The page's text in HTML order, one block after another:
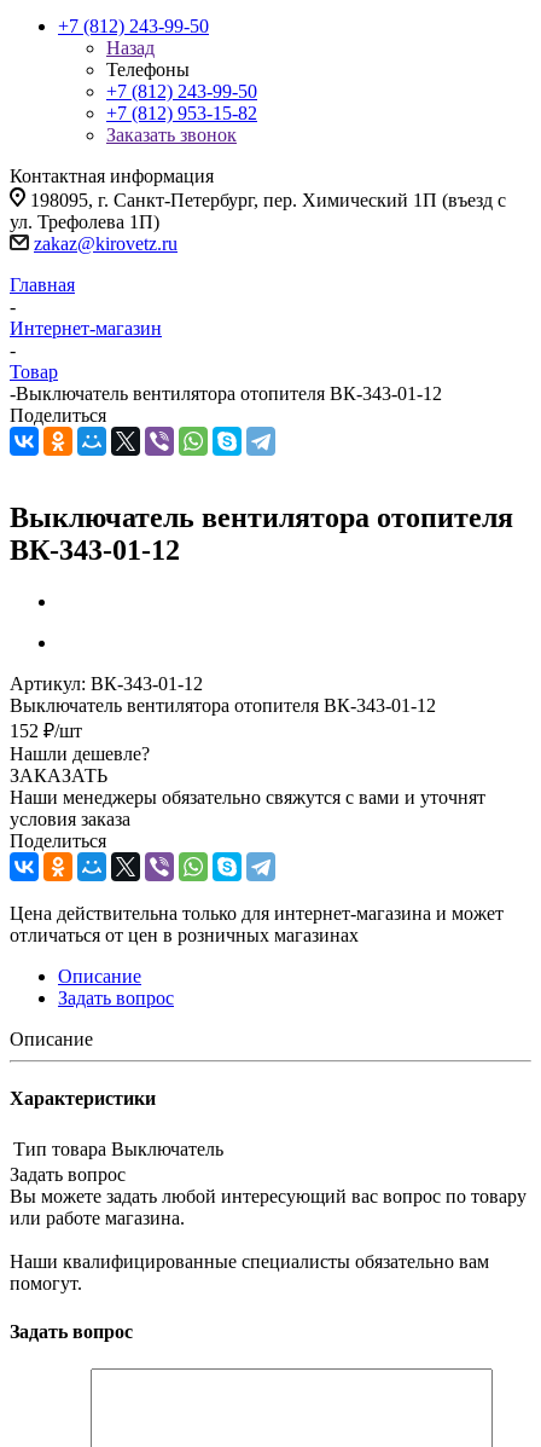
+7 (812) 243-99-50
Назад
Телефоны
+7 (812) 243-99-50
+7 (812) 953-15-82
Заказать звонок
Контактная информация
198095, г. Санкт-Петербург, пер. Химический 1П (въезд с
ул. Трефолева 1П)
zakaz@kirovetz.ru
Главная
-
Интернет-магазин
-
Товар
-Выключатель вентилятора отопителя ВК-343-01-12
Поделиться
Выключатель вентилятора отопителя
ВК-343-01-12
Артикул: ВК-343-01-12
Выключатель вентилятора отопителя ВК-343-01-12
152 ₽/шт
Нашли дешевле?
ЗАКАЗАТЬ
Наши менеджеры обязательно свяжутся с вами и уточнят
условия заказа
Поделиться
Цена действительна только для интернет-магазина и может
отличаться от цен в розничных магазинах
Описание
Задать вопрос
Описание
Характеристики
Тип товара Выключатель
Задать вопрос
Вы можете задать любой интересующий вас вопрос по товару
или работе магазина.
Наши квалифицированные специалисты обязательно вам
помогут.
Задать вопрос